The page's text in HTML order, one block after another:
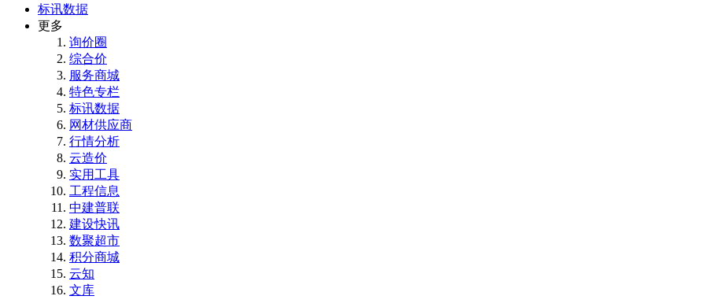
标讯数据
更多
询价圈
综合价
服务商城
特色专栏
标讯数据
网材供应商
行情分析
云造价
实用工具
工程信息
中建普联
建设快讯
数聚超市
积分商城
云知
文库